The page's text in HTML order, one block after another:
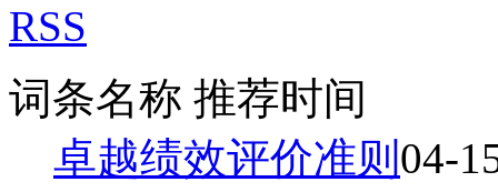
RSS
词条名称 推荐时间
卓越绩效评价准则 04-